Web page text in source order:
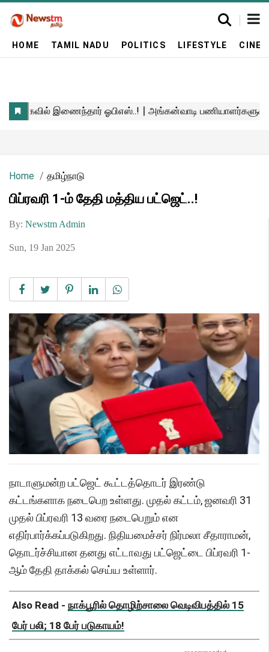
HOME TAMIL NADU POLITICS LIFESTYLE
Home தமிழ்நாடு
பிப்ரவரி 1-ம் தேதி மத்திய பட்ஜெட்..!
By: Newstm Admin
Sun, 19 Jan 2025
நாடாளுமன்ற பட்ஜெட் கூட்டத்தொடர் இரண்டு
கட்டங்களாக நடைபெற உள்ளது. முதல் கட்டம், ஜனவரி 31
முதல் பிப்ரவரி 13 வரை நடைபெறும் என
எதிர்பார்க்கப்படுகிறது. நிதியமைச்சர் நிர்மலா சீதாராமன்,
தொடர்ச்சியான தனது எட்டாவது பட்ஜெட்டை பிப்ரவரி 1-
ஆம் தேதி தாக்கல் செய்ய உள்ளார்.
Also Read - நாக்பூரில் தொழிற்சாலை வெடிவிபத்தில் 15
பேர் பலி; 18 பேர் படுகாயம்!